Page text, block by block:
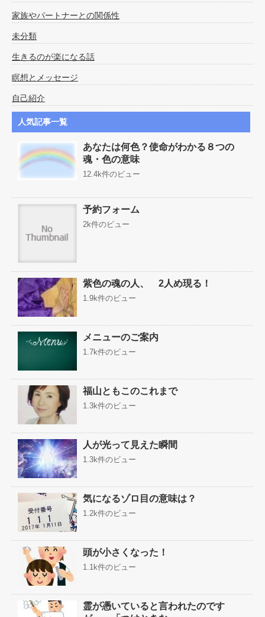
家族やパートナーとの関係性
未分類
生きるのが楽になる話
瞑想とメッセージ
自己紹介
人気記事一覧
あなたは何色？使命がわかる８つの
魂・色の意味
12.4k件のビュー
予約フォーム
2k件のビュー
紫色の魂の人、 2人め現る！
1.9k件のビュー
メニューのご案内
1.7k件のビュー
福山ともこのこれまで
1.3k件のビュー
人が光って見えた瞬間
1.3k件のビュー
気になるゾロ目の意味は？
1.2k件のビュー
頭が小さくなった！
1.1k件のビュー
霊が憑いていると言われたのです